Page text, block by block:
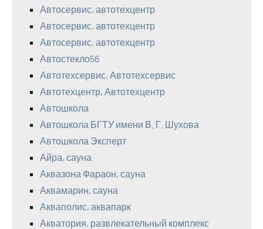
Автосервис, автотехцентр
Автосервис, автотехцентр
Автосервис, автотехцентр
Автостекло56
Автотехсервис, Автотехсервис
Автотехцентр, Автотехцентр
Автошкола
Автошкола БГТУ имени В. Г. Шухова
Автошкола Эксперт
Айра, сауна
Аквазона Фараон, сауна
Аквамарин, сауна
Акваполис, аквапарк
Акватория, развлекательный комплекс